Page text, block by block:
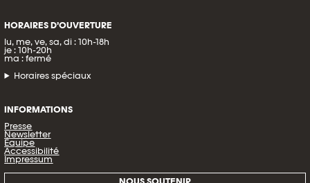
HORAIRES D’OUVERTURE
lu, me, ve, sa, di : 10h-18h
je : 10h-20h
ma : fermé
Horaires spéciaux
INFORMATIONS
Presse
Newsletter
Équipe
Accessibilité
Impressum